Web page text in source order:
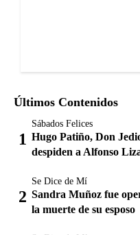
Últimos Contenidos
Sábados Felices
Hugo Patiño, Don
despiden a Alfonso
Se Dice de Mí
Sandra Muñoz fue
la muerte de su esposo